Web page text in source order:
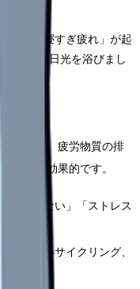
増す「寝すぎ疲れ」が起
きた後は日光を浴びまし
とき
促進し、疲労物質の排
に特に効果的です。
気力がない」「ストレス
」
ガ、軽いサイクリング、